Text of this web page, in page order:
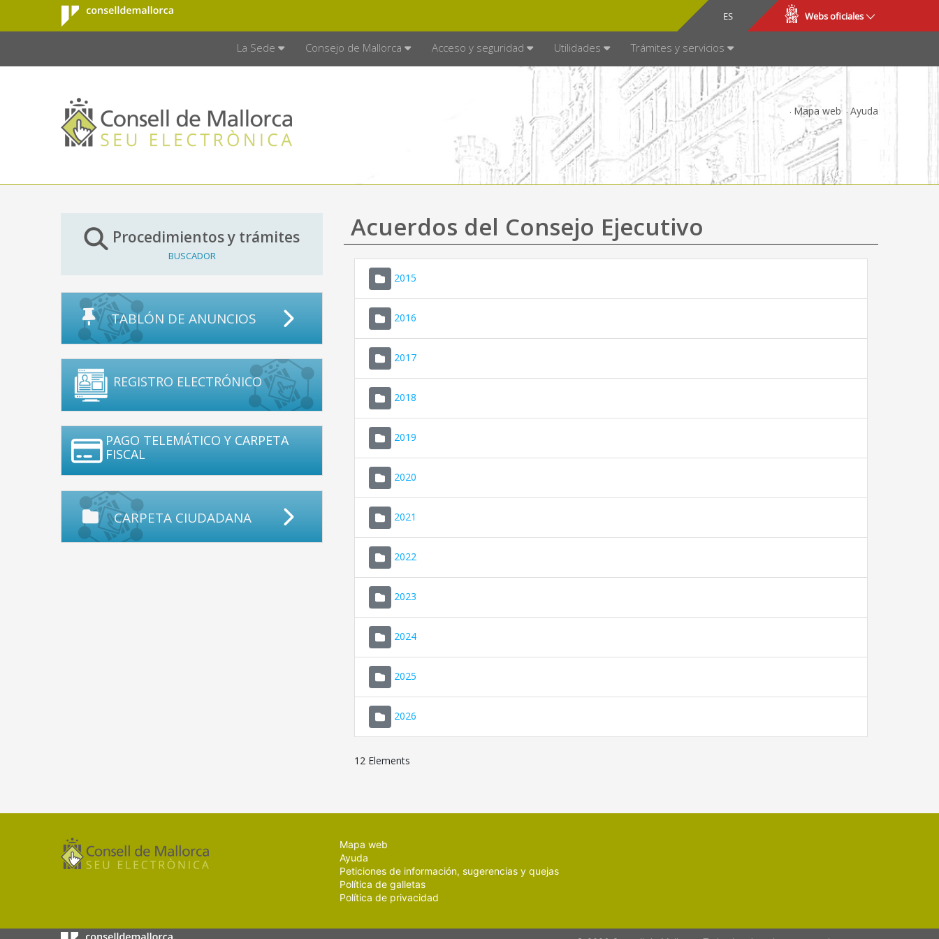
Saltar al contenido principal
Consell de
Mallorca
ES
CA Webs oficiales
La Sede Consejo de Mallorca Acceso y seguridad Utilidades Trámites y servicios
Mapa web Ayuda
Procedimientos y trámites
BUSCADOR
TABLÓN DE ANUNCIOS
REGISTRO ELECTRÓNICO
PAGO TELEMÁTICO Y CARPETA
FISCAL
CARPETA CIUDADANA
Acuerdos del Consejo Ejecutivo
2015
2016
2017
2018
2019
2020
2021
2022
2023
2024
2025
2026
12 Elements
Mapa web
Ayuda
Peticiones de información, sugerencias y quejas
Política de galletas
Política de privacidad